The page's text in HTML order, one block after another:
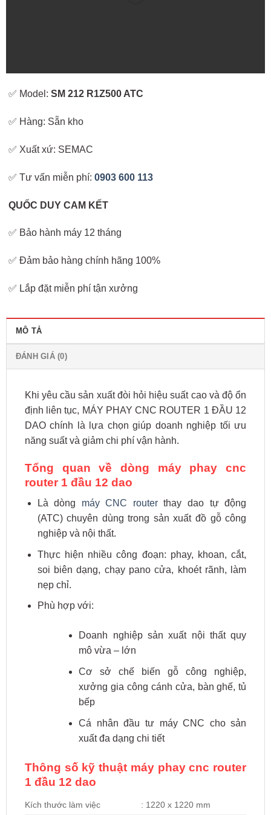
✅ Model:SM 212 R1Z500 ATC
✅ Hàng: Sẵn kho
✅ Xuất xứ: SEMAC
✅ Tư vấn miễn phí:0903 600 113
QUỐC DUY CAM KẾT
✅ Bảo hành máy 12 tháng
✅ Đảm bảo hàng chính hãng 100%
✅ Lắp đặt miễn phí tận xưởng
MÔ TẢ
ĐÁNH GIÁ (0)
Khi yêu cầu sản xuất đòi hỏi hiệu suất cao và độ ổn
định liên tục, MÁY PHAY CNC ROUTER 1 ĐẦU 12
DAO chính là lựa chọn giúp doanh nghiệp tối ưu
năng suất và giảm chi phí vận hành.
Tổng quan về dòng máy phay cnc
router 1 đầu 12 dao
Là dòng máy CNC routerthay dao tự động
(ATC) chuyên dùng trong sản xuất đồ gỗ công
nghiệp và nội thất.
Thực hiện nhiều công đoạn: phay, khoan, cắt,
soi biên dạng, chạy pano cửa, khoét rãnh, làm
nẹp chỉ.
Phù hợp với:
Doanh nghiệp sản xuất nội thất quy
mô vừa – lớn
Cơ sở chế biến gỗ công nghiệp,
xưởng gia công cánh cửa, bàn ghế, tủ
bếp
Cá nhân đầu tư máy CNC cho sản
xuất đa dạng chi tiết
Thông số kỹ thuật máy phay cnc router
1 đầu 12 dao
Kích thước làm việc : 1220 x 1220 mm